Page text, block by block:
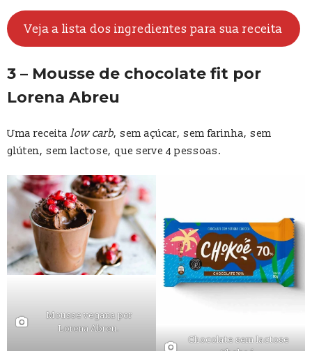
Veja a lista dos ingredientes para sua receita
3 – Mousse de chocolate fit por
Lorena Abreu
Uma receita low carb, sem açúcar, sem farinha, sem
glúten, sem lactose, que serve 4 pessoas.
Mousse vegana por
Lorena Abreu.
Chocolate sem lactose